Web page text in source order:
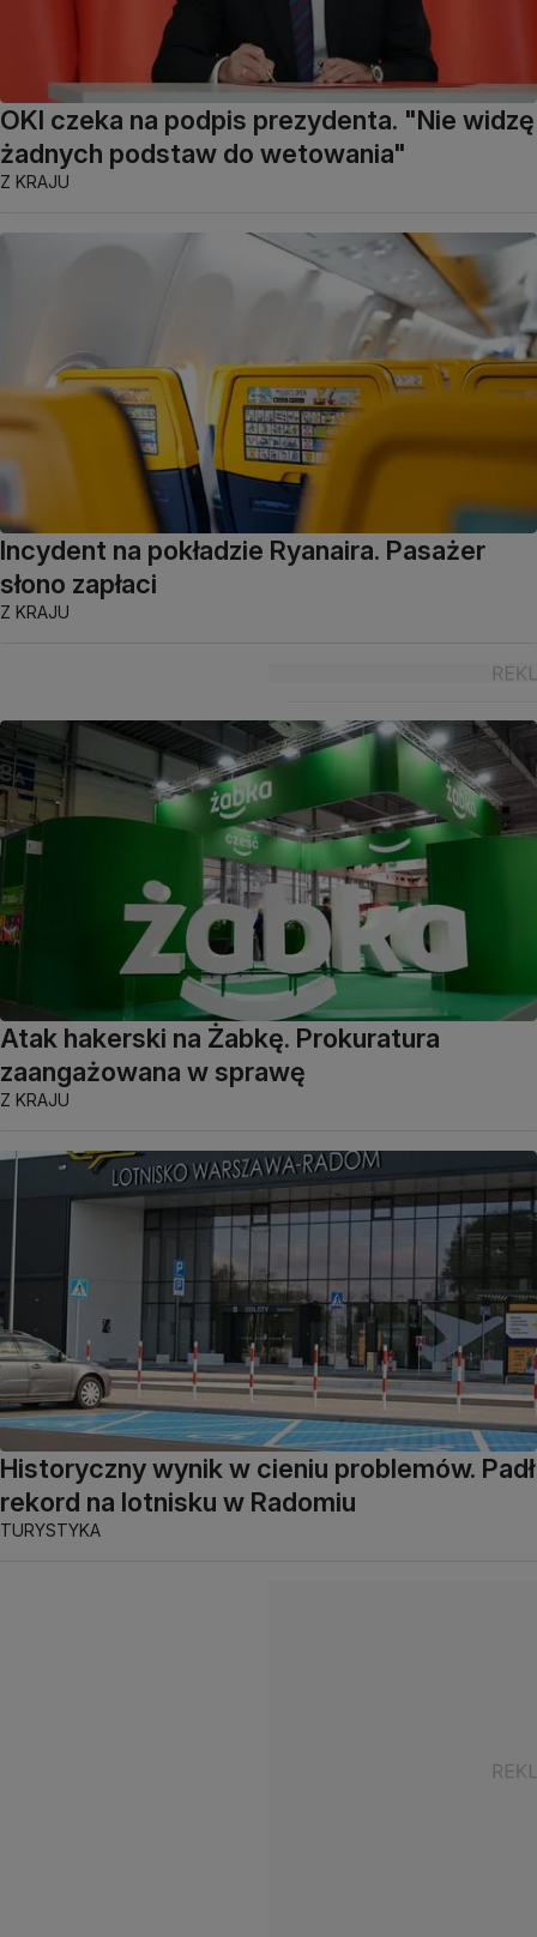
OKI czeka na podpis prezydenta. "Nie widzę
żadnych podstaw do wetowania"
Z KRAJU
Incydent na pokładzie Ryanaira. Pasażer
słono zapłaci
Z KRAJU
Atak hakerski na Żabkę. Prokuratura
zaangażowana w sprawę
Z KRAJU
Historyczny wynik w cieniu problemów. Padł
rekord na lotnisku w Radomiu
TURYSTYKA